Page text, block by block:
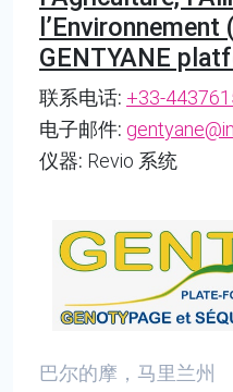
l’Environnement
GENTYANE
联系电话: +33-
电子邮件:
仪器: Revio 系统
巴尔的摩，马里兰州